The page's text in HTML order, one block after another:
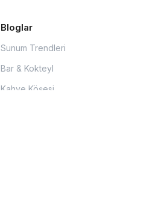
Bloglar
Sunum Trendleri
Bar & Kokteyl
Kahve Köşesi